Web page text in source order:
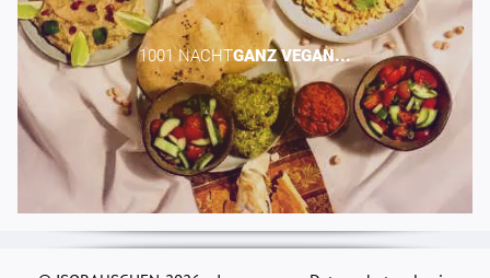
1001 NACHT​GANZ VEGAN...